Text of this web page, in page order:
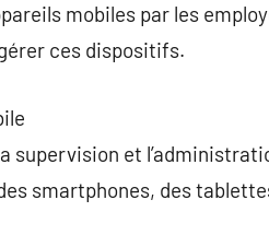
mobiles par les
ces dispositifs.
supervision et
smartphones, des